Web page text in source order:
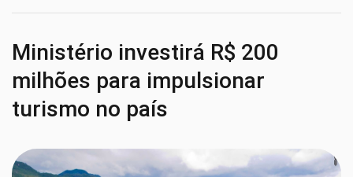
Ministério investirá R$ 200
milhões para impulsionar
turismo no país